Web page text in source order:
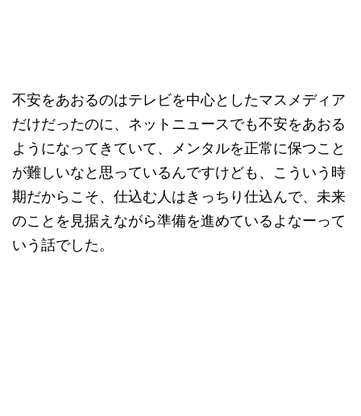
不安をあおるのはテレビを中心としたマスメディア
だけだったのに、ネットニュースでも不安をあおる
ようになってきていて、メンタルを正常に保つこと
が難しいなと思っているんですけども、こういう時
期だからこそ、仕込む人はきっちり仕込んで、未来
のことを見据えながら準備を進めているよなーって
いう話でした。